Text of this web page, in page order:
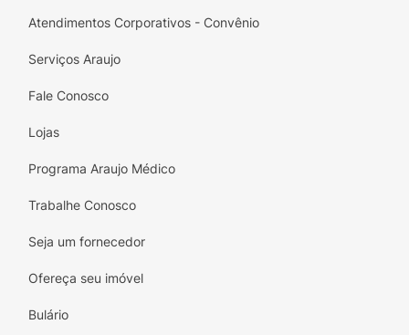
Atendimentos Corporativos - Convênio
Serviços Araujo
Fale Conosco
Lojas
Programa Araujo Médico
Trabalhe Conosco
Seja um fornecedor
Ofereça seu imóvel
Bulário